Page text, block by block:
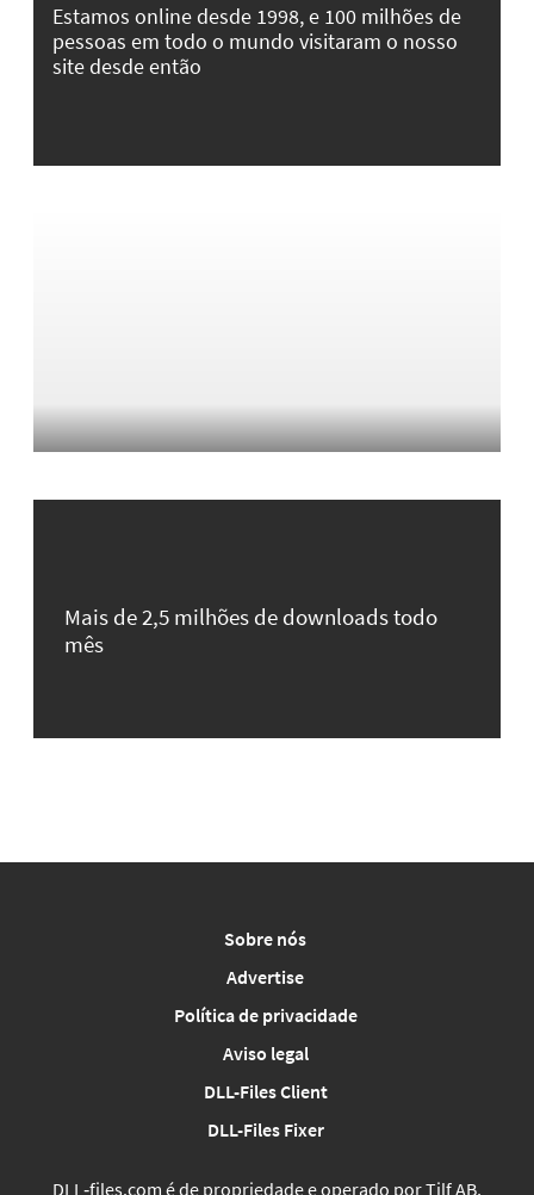
Estamos online desde 1998, e 100 milhões de
pessoas em todo o mundo visitaram o nosso
site desde então
Mais de 2,5 milhões de downloads todo
mês
Sobre nós
Advertise
Política de privacidade
Aviso legal
DLL-Files Client
DLL-Files Fixer
DLL‑files.com é de propriedade e operado por Tilf AB,